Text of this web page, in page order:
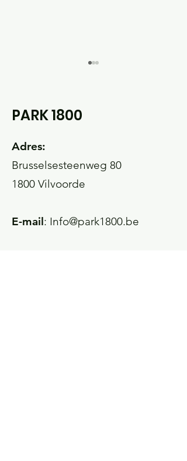
Wist-je-datjes
(November 2025)
PARK 1800
Adres:
Brusselsesteenweg 80
1800 Vilvoorde
E-mail: Info@park1800.be